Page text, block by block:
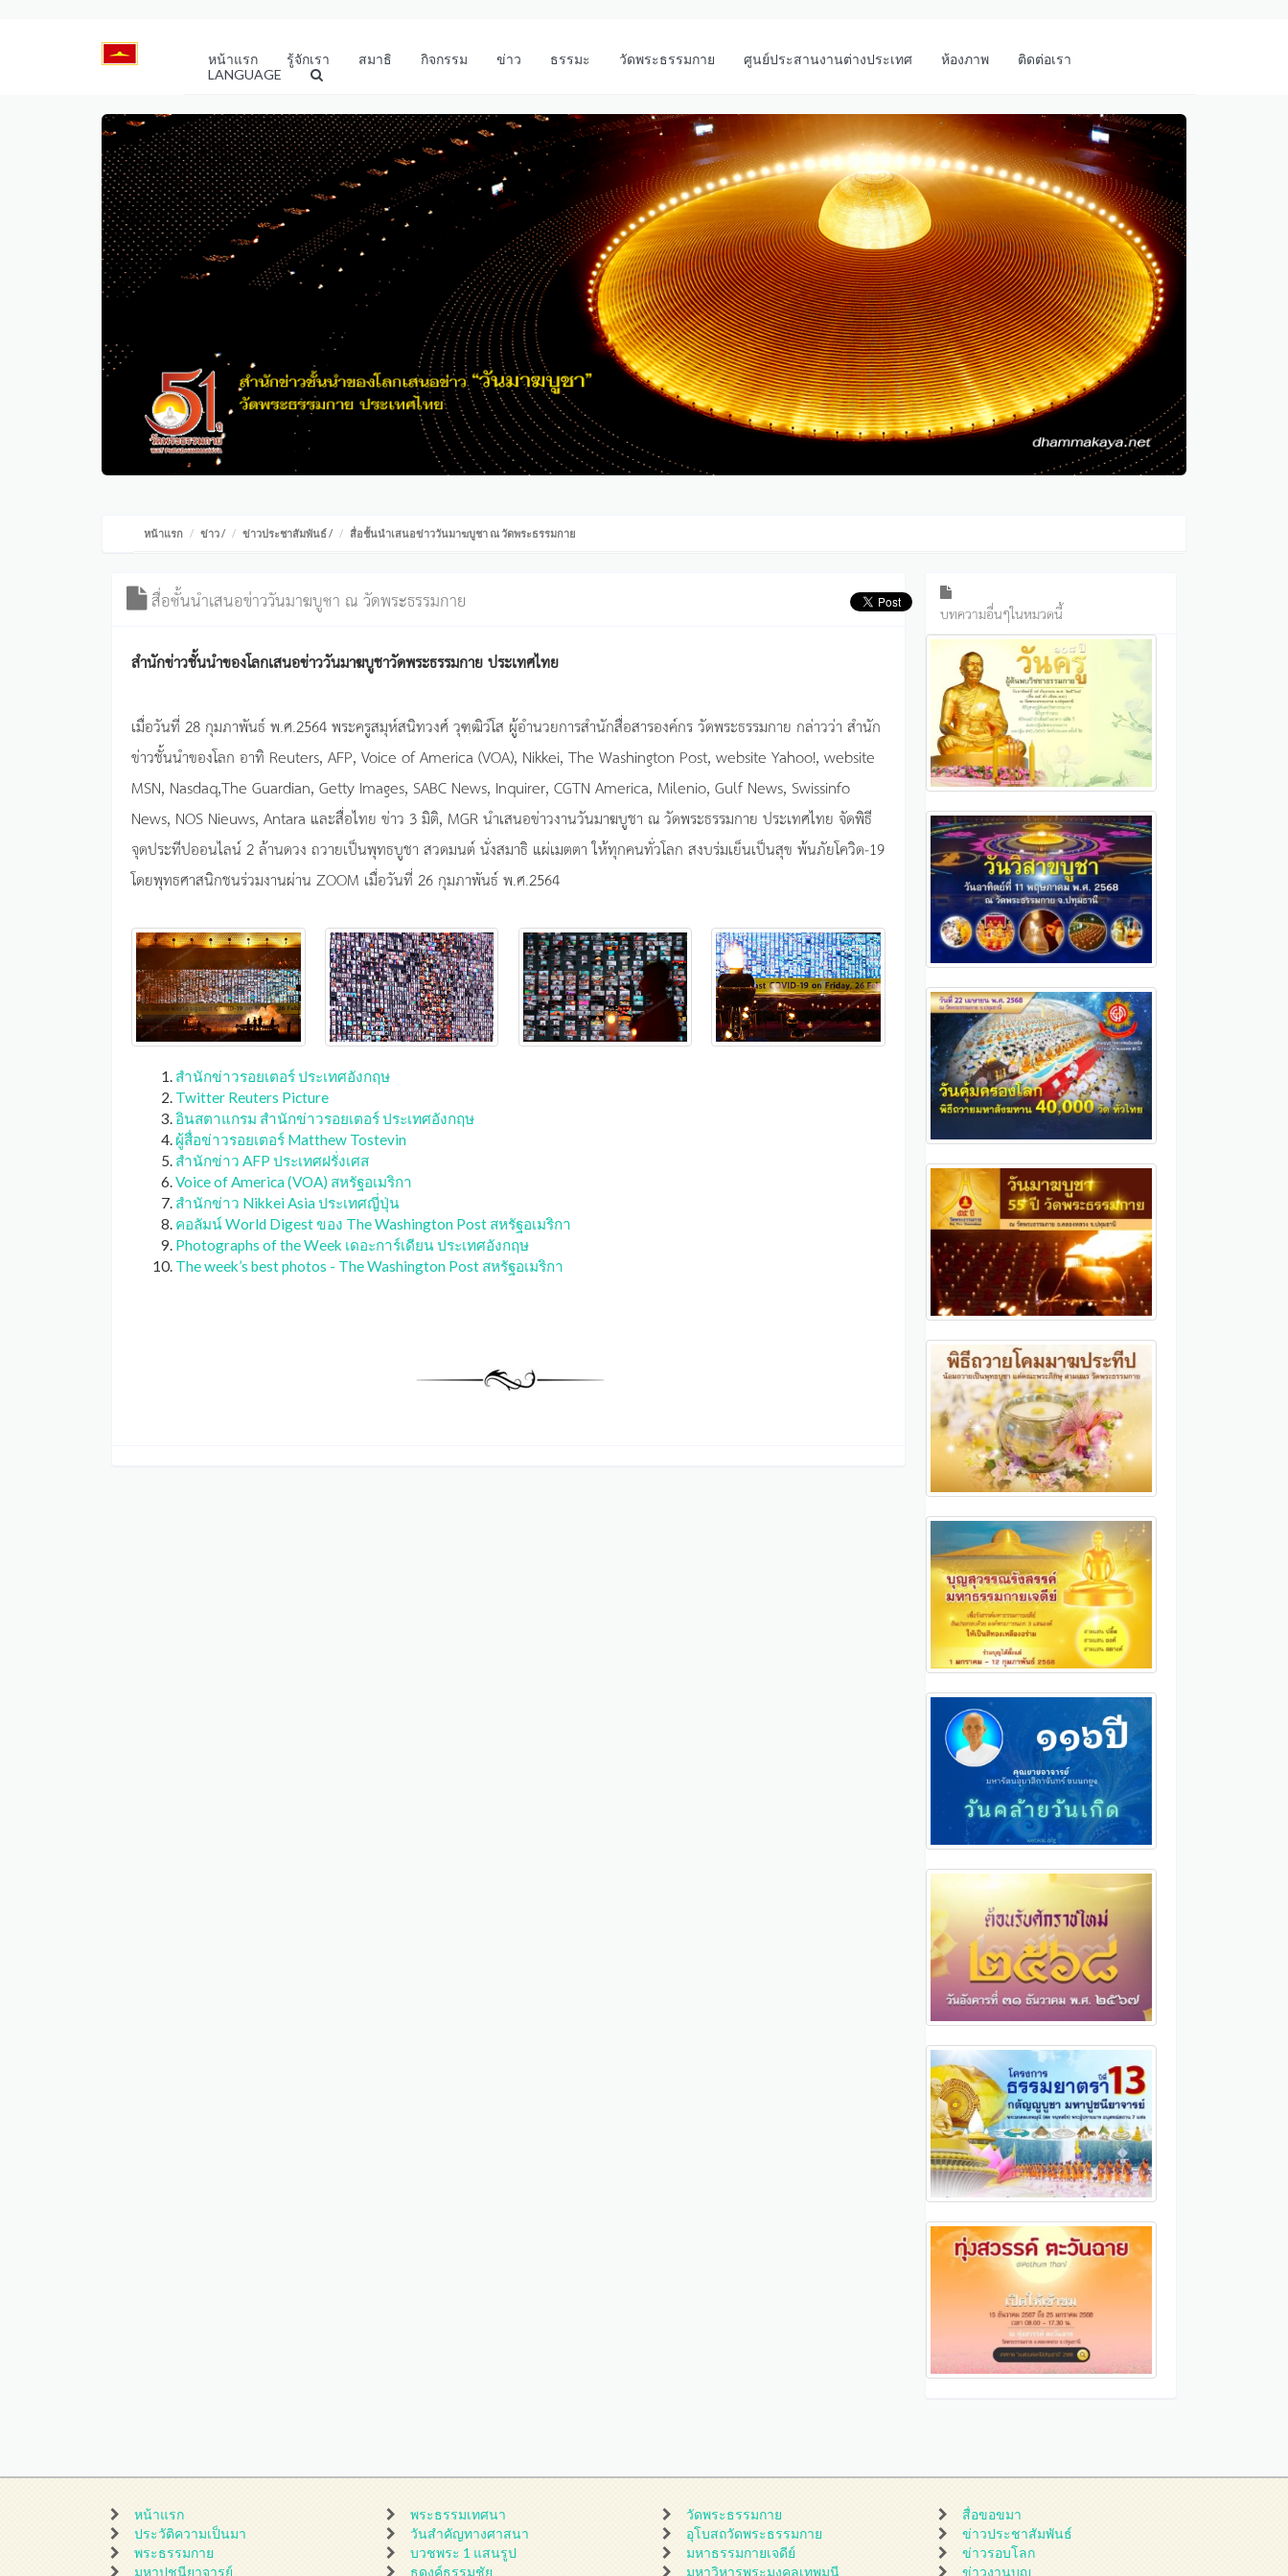
หน้าแรก รู้จักเรา สมาธิ กิจกรรม ข่าว ธรรมะ วัดพระธรรมกาย ศูนย์ประสานงานต่างประเทศ ห้องภาพ
ติดต่อเรา
LANGUAGE
หน้าแรก ข่าว/ ข่าวประชาสัมพันธ์ / สื่อชั้นนำเสนอข่าววันมาฆบูชา ณ วัดพระธรรมกาย
สื่อชั้นนำเสนอข่าววันมาฆบูชา ณ วัดพระธรรมกาย
สำนักข่าวชั้นนำของโลกเสนอข่าววันมาฆบูชาวัดพระธรรมกาย ประเทศไทย
เมื่อวันที่ 28 กุมภาพันธ์ พ.ศ.2564 พระครูสมุห์สนิทวงศ์ วุฑฺฒิวํโส ผู้อำนวยการสำนักสื่อสารองค์กร วัดพระธรรมกาย กล่าวว่า สำนัก
ข่าวชั้นนำของโลก อาทิ Reuters, AFP, Voice of America (VOA), Nikkei, The Washington Post, website Yahoo!, website
MSN, Nasdaq,The Guardian, Getty Images, SABC News, Inquirer, CGTN America, Milenio, Gulf News, Swissinfo
News, NOS Nieuws, Antara และสื่อไทย ข่าว 3 มิติ, MGR นำเสนอข่าวงานวันมาฆบูชา ณ วัดพระธรรมกาย ประเทศไทย จัดพิธี
จุดประทีปออนไลน์ 2 ล้านดวง ถวายเป็นพุทธบูชา สวดมนต์ นั่งสมาธิ แผ่เมตตา ให้ทุกคนทั่วโลก สงบร่มเย็นเป็นสุข พ้นภัยโควิด-19
โดยพุทธศาสนิกชนร่วมงานผ่าน ZOOM เมื่อวันที่ 26 กุมภาพันธ์ พ.ศ.2564
สำนักข่าวรอยเตอร์ ประเทศอังกฤษ
Twitter Reuters Picture
อินสตาแกรม สำนักข่าวรอยเตอร์ ประเทศอังกฤษ
ผู้สื่อข่าวรอยเตอร์ Matthew Tostevin
สำนักข่าว AFP ประเทศฝรั่งเศส
Voice of America (VOA) สหรัฐอเมริกา
สำนักข่าว Nikkei Asia ประเทศญี่ปุ่น
คอลัมน์ World Digest ของ The Washington Post สหรัฐอเมริกา
Photographs of the Week เดอะการ์เดียน ประเทศอังกฤษ
The week’s best photos - The Washington Post สหรัฐอเมริกา
บทความอื่นๆในหมวดนี้
หน้าแรก
ประวัติความเป็นมา
พระธรรมกาย
มหาปูชนียาจารย์
พระธรรมเทศนา
วันสำคัญทางศาสนา
บวชพระ 1 แสนรูป
ธุดงค์ธรรมชัย
วัดพระธรรมกาย
อุโบสถวัดพระธรรมกาย
มหาธรรมกายเจดีย์
มหาวิหารพระมงคลเทพมุนี
สื่อขอขมา
ข่าวประชาสัมพันธ์
ข่าวรอบโลก
ข่าวงานบุญ